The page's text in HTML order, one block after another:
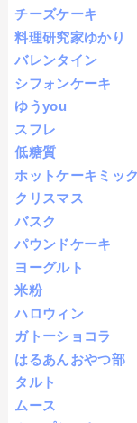
チーズケーキ
料理研究家ゆかり
バレンタイン
シフォンケーキ
ゆうyou
スフレ
低糖質
ホットケーキミッ
クリスマス
バスク
パウンドケーキ
ヨーグルト
米粉
ハロウィン
ガトーショコラ
はるあんおやつ部
タルト
ムース